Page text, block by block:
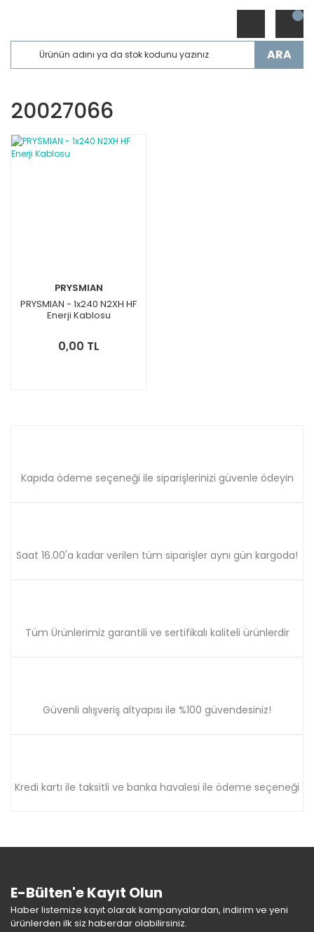
ARA
20027066
PRYSMIAN
PRYSMIAN - 1x240 N2XH HF
Enerji Kablosu
0,00 TL
Kapıda ödeme seçeneği ile siparişlerinizi güvenle ödeyin
Saat 16.00'a kadar verilen tüm siparişler aynı gün kargoda!
Tüm Ürünlerimiz garantili ve sertifikalı kaliteli ürünlerdir
Güvenli alışveriş altyapısı ile %100 güvendesiniz!
Kredi kartı ile taksitli ve banka havalesi ile ödeme seçeneği
E-Bülten'e Kayıt Olun
Haber listemize kayıt olarak kampanyalardan, indirim ve yeni
ürünlerden ilk siz haberdar olabilirsiniz.